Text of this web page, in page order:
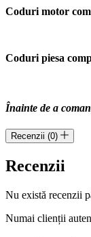
Coduri motor
Coduri piesa
Înainte de a
Recenzii (0)
Recenzii
Nu există recenzii
Numai clienții